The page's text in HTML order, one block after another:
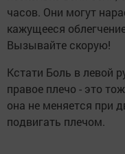
часов. Они могут
кажущееся
Вызывайте скорую!
Кстати Боль в левой
правое плечо - это
она не меняется при
подвигать плечом.